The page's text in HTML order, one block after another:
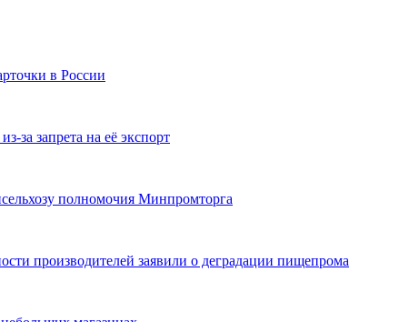
в России
за запрета на её экспорт
полномочия Минпромторга
производителей заявили о деградации пищепрома